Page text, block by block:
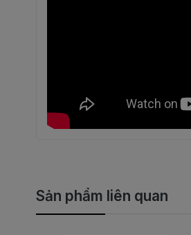
Sản phẩm liên quan